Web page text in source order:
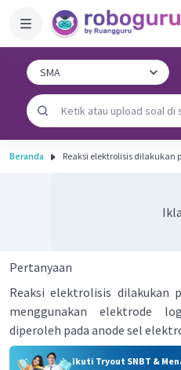
Beranda Reaksi elektrolisis dilakukan
Pertanyaan
Reaksi elektrolisis dilakukan
menggunakan elektrode
diperoleh pada anode sel
Ikuti Tryout SNBT &